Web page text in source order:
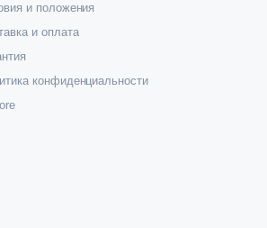
и положения
и оплата
конфиденциальности